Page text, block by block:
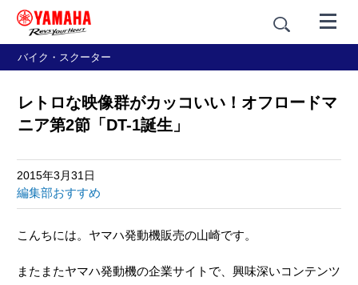
バイク・スクーター
レトロな映像群がカッコいい！オフロードマ
ニア第2節「DT-1誕生」
2015年3月31日
編集部おすすめ
こんちには。ヤマハ発動機販売の山崎です。
またまたヤマハ発動機の企業サイトで、興味深いコンテンツ